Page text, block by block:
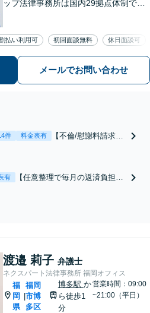
ップ法律事務所は国内29拠点体制で全
専門性の高い弁護士が寄り添い解決を
サポートします。
払い利用可 初回面談無料 休日面談可
メールでお問い合わせ
件 料金表有
【不倫/慰謝料請求に
談は毎月100件以上、
倫相談は初回0円】
【福岡県全域対応】
有
【任意整理で毎月の返済負担を
して再出発しませんか？借金・
績5,000件以上】【財産を残し
て借金整理】
渡邉 莉子 弁護士
ネクスパート法律事務所 福岡オフィス
福
岡
県
|
福岡
市博
多区
博多駅 か
ら徒歩1
分
営業時間：09:00
~21:00（平日）